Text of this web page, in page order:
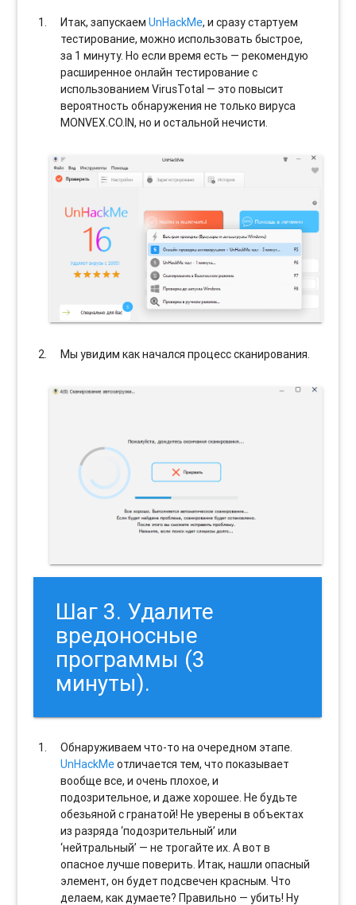
Итак, запускаемUnHackMe, и сразу стартуем
тестирование, можно использовать быстрое,
за 1 минуту. Но если время есть — рекомендую
расширенное онлайн тестирование с
использованием VirusTotal — это повысит
вероятность обнаружения не только вируса
MONVEX.CO.IN, но и остальной нечисти.
Мы увидим как начался процесс сканирования.
Шаг 3. Удалите
вредоносные
программы (3
минуты).
Обнаруживаем что-то на очередном этапе.
UnHackMeотличается тем, что показывает
вообще все, и очень плохое, и
подозрительное, и даже хорошее. Не будьте
обезьяной с гранатой! Не уверены в объектах
из разряда ‘подозрительный’ или
‘нейтральный’ — не трогайте их. А вот в
опасное лучше поверить. Итак, нашли опасный
элемент, он будет подсвечен красным. Что
делаем, как думаете? Правильно — убить! Ну